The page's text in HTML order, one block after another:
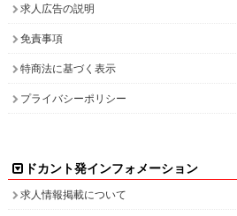
求人広告の説明
免責事項
特商法に基づく表示
プライバシーポリシー
ドカント発インフォメーション
求人情報掲載について